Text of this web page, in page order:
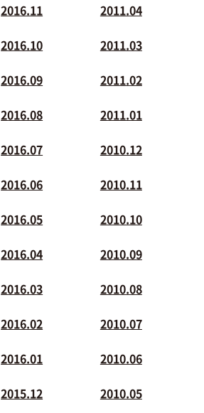
2016.11
2016.10
2016.09
2016.08
2016.07
2016.06
2016.05
2016.04
2016.03
2016.02
2016.01
2015.12
2011.04
2011.03
2011.02
2011.01
2010.12
2010.11
2010.10
2010.09
2010.08
2010.07
2010.06
2010.05